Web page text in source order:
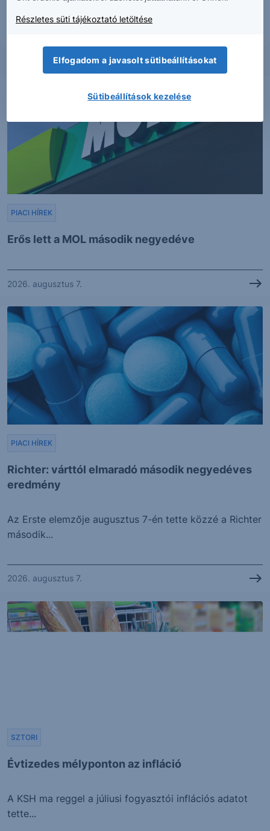
Dokumentumok – Erste Marketoldalon, illetve a Társaság ügyletek előtti
Erős lett a MOL második negyedéve
PIACI HÍREK
2026. augusztus 7.
Richter: várttól elmaradó második negyedéves
eredmény
PIACI HÍREK
Az Erste elemzője augusztus 7-én tette közzé a Richter
második...
2026. augusztus 7.
Évtizedes mélyponton az infláció
SZTORI
A KSH ma reggel a júliusi fogyasztói inflációs adatot
tette...
Részletes süti tájékoztató letöltése
Elfogadom a javasolt sütibeállításokat
Sütibeállítások kezelése